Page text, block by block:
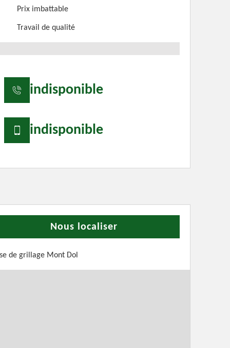
Prix imbattable
Travail de qualité
indisponible
indisponible
Nous localiser
de grillage Mont Dol